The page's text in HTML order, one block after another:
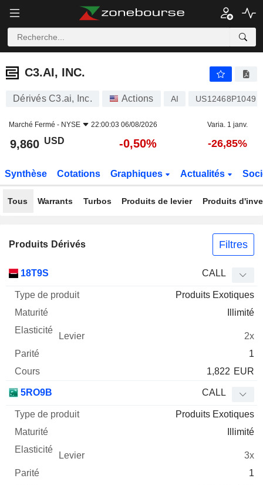
C3.AI, INC.
C3.AI, INC.
Dérivés C3.ai, Inc. Actions AI US12468P1049
Marché Fermé - NYSE 22:00:03 06/08/2026 Varia. 1 janv.
9,860 USD -0,50% -26,85%
Synthèse Cotations Graphiques Actualités
Tous Warrants Turbos Produits de levier Produits
Produits Dérivés Filtres
Mnemo Type produit
Elasticité Levier Parité
18T9S CALL
Produits Exotiques
Illimité
2x
1
1,822 EUR
5RO9B CALL
Produits Exotiques
Illimité
3x
1